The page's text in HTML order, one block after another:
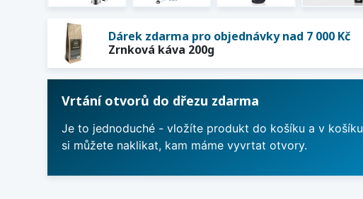
Dárek zdarma pro objednávky nad 7 000 Kč
Zrnková káva 200g
Vrtání otvorů do dřezu zdarma
Je to jednoduché - vložíte produkt do košíku a v košíku
si můžete naklikat, kam máme vyvrtat otvory.